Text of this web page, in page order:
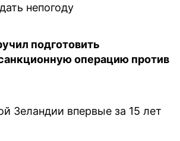
непогоду
подготовить
операцию против
Зеландии впервые за 15 лет